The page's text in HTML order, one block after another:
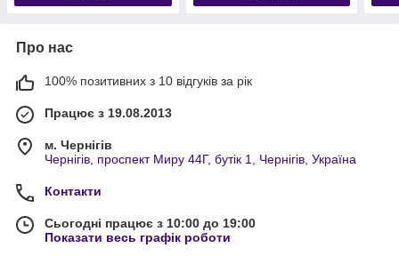
Про нас
100% позитивних з 10 відгуків за рік
Працює з 19.08.2013
м. Чернігів
Чернігів, проспект Миру 44Г, бутік 1, Чернігів, Україна
Контакти
Сьогодні працює з 10:00 до 19:00
Показати весь графік роботи